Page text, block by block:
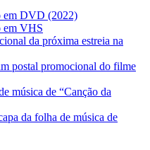
em DVD (2022)
em VHS
da próxima estreia na
postal promocional do filme
música de “Canção da
da folha de música de